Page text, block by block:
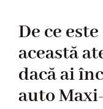
De ce
această
dacă ai
auto